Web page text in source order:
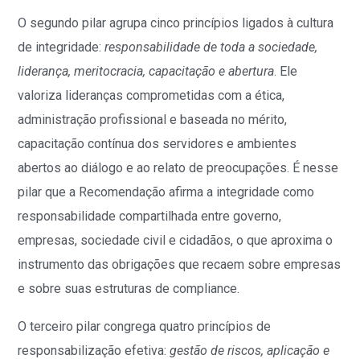
O segundo pilar agrupa cinco princípios ligados à cultura
de integridade:responsabilidade de toda a sociedade,
liderança, meritocracia, capacitação e abertura. Ele
valoriza lideranças comprometidas com a ética,
administração profissional e baseada no mérito,
capacitação contínua dos servidores e ambientes
abertos ao diálogo e ao relato de preocupações. É nesse
pilar que a Recomendação afirma a integridade como
responsabilidade compartilhada entre governo,
empresas, sociedade civil e cidadãos, o que aproxima o
instrumento das obrigações que recaem sobre empresas
e sobre suas estruturas de compliance.
O terceiro pilar congrega quatro princípios de
responsabilização efetiva:gestão de riscos, aplicação e